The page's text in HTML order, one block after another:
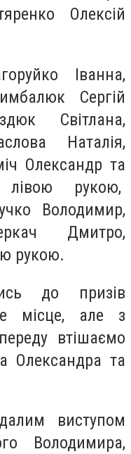
Олексій
Іванна,
Сергій
Світлана,
Наталія,
Олександр та
рукою,
Володимир,
Дмитро,
рукою.
до призів
місце, але з
втішаємо
Олександра та
виступом
Володимира,